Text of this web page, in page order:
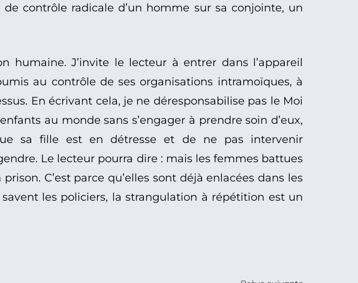
contrôle radicale d’un homme sur sa conjointe, un
humaine. J’invite le lecteur à entrer dans l’appareil
au contrôle de ses organisations intramoïques, à
En écrivant cela, je ne déresponsabilise pas le Moi
au monde sans s’engager à prendre soin d’eux,
sa fille est en détresse et de ne pas intervenir
Le lecteur pourra dire : mais les femmes battues
C’est parce qu’elles sont déjà enlacées dans les
les policiers, la strangulation à répétition est un